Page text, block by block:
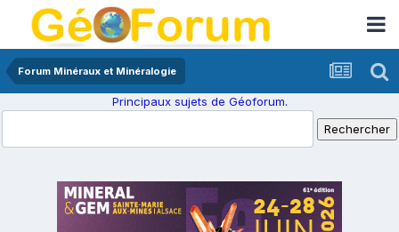
Forum Minéraux et Minéralogie
Principaux sujets de Géoforum.